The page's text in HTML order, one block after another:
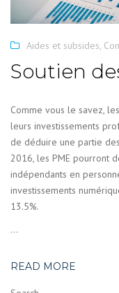
Aides et subsides,
Soutien
Comme vous le savez,
leurs investissements
de déduire une partie
2016, les PME pourront
indépendants en
investissements
13.5%.
…
READ MORE